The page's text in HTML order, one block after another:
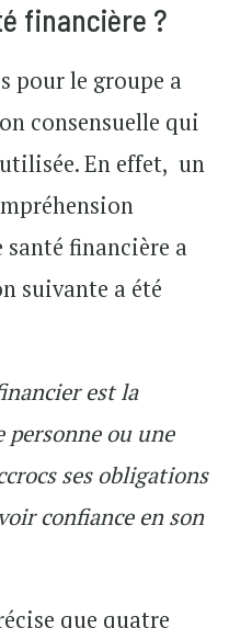
financière ?
pour le groupe a
consensuelle qui
En effet, un
financière a
suivante a été
est la
personne ou une
ses obligations
confiance en son
que quatre